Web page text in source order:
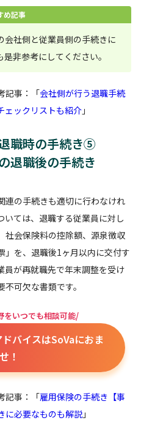
め記事
会社側と従業員側の手続きに
非参考にしてください。
記事：「会社側が行う退職手続
ェックリストも紹介 」
職時の手続き⑤
退職後の手続き
連の手続きも適切に行わなけれ
いては、退職する従業員に対し
社会保険料の控除額、源泉徴収
」を、退職後1ヶ月以内に交付す
員が再就職先で年末調整を受け
可欠な書類です。
をいつでも相談可能/
バイスはSoVaにおま
！
記事：「雇用保険の手続き【事
に必要なものも解説 」